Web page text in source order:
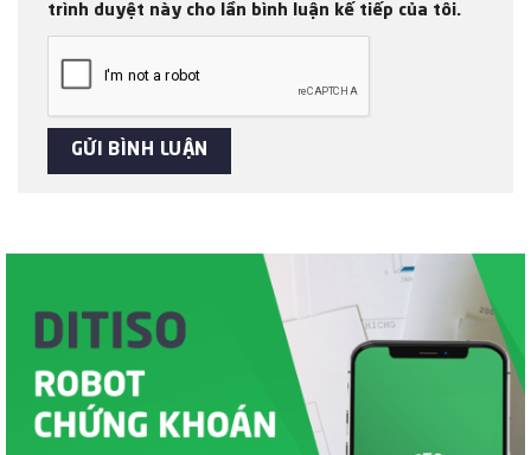
trình duyệt này cho lần bình luận kế tiếp của tôi.